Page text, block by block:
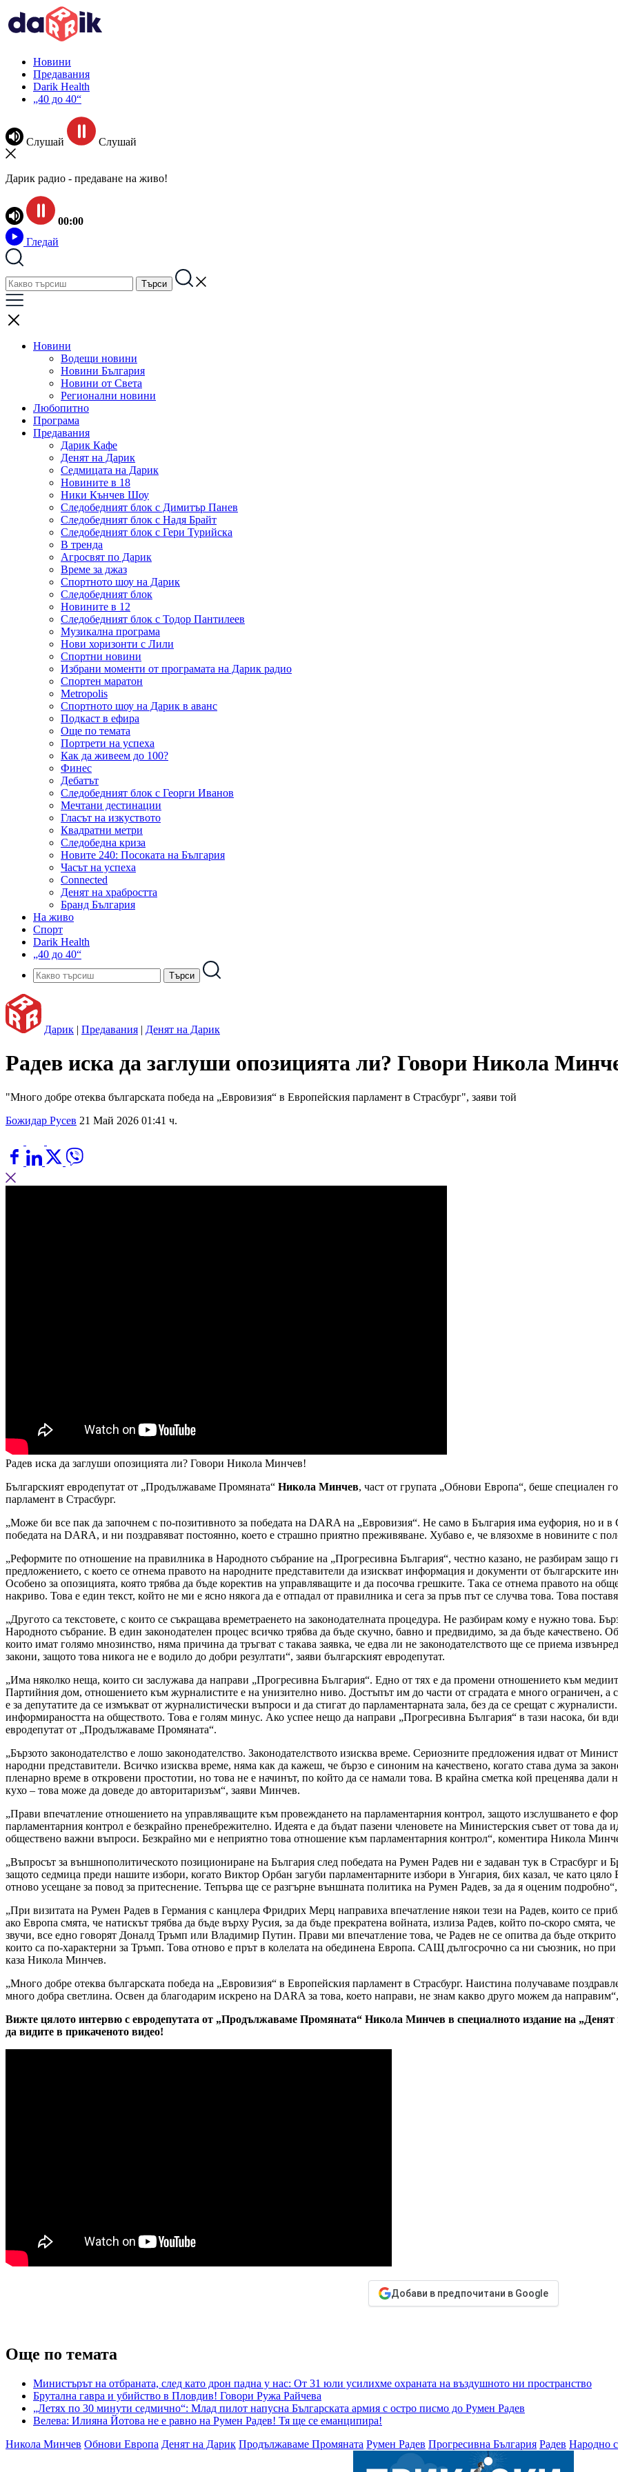
Новини
Предавания
Darik Health
„40 до 40“
Слушай Слушай
Дарик радио - предаване на живо!
00:00
Гледай
Новини
Водещи новини
Новини България
Новини от Света
Регионални новини
Любопитно
Програма
Предавания
Дарик Кафе
Денят на Дарик
Седмицата на Дарик
Новините в 18
Ники Кънчев Шоу
Следобедният блок с Димитър Панев
Следобедният блок с Надя Брайт
Следобедният блок с Гери Турийска
В тренда
Агросвят по Дарик
Време за джаз
Спортното шоу на Дарик
Следобедният блок
Новините в 12
Следобедният блок с Тодор Пантилеев
Музикална програма
Нови хоризонти с Лили
Спортни новини
Избрани моменти от програмата на Дарик радио
Спортен маратон
Metropolis
Спортното шоу на Дарик в аванс
Подкаст в ефира
Още по темата
Портрети на успеха
Как да живеем до 100?
Финес
Дебатът
Следобедният блок с Георги Иванов
Мечтани дестинации
Гласът на изкуството
Квадратни метри
Следобедна криза
Новите 240: Посоката на България
Часът на успеха
Connected
Денят на храбростта
Бранд България
На живо
Спорт
Darik Health
„40 до 40“
Дарик | Предавания | Денят на Дарик
Радев иска да заглуши опозицията ли? Говори Никола
"Много добре отеква българската победа на „Евровизия“ в Европейския парламент в Страсбург", заяви той
Божидар Русев 21 Май 2026 01:41 ч.
Радев иска да заглуши опозицията ли? Говори Никола Минчев!
Българският евродепутат от „Продължаваме Промяната“ Никола Минчев, част от групата „Обнови Европа“, беше специален
парламент в Страсбург.
„Може би все пак да започнем с по-позитивното за победата на DARA на „Евровизия“. Не само в България има еуфория, но и в
победата на DARA, и ни поздравяват постоянно, което е страшно приятно преживяване. Хубаво е, че влязохме в новините с
„Реформите по отношение на правилника в Народното събрание на „Прогресивна България“, честно казано, не разбирам защо
предложението, с което се отнема правото на народните представители да изискват информация и документи от българските
Особено за опозицията, която трябва да бъде коректив на управляващите и да посочва грешките. Така се отнема правото на
накриво. Това е един текст, който не ми е ясно някога да е отпадал от правилника и сега за пръв път се случва това. Това
„Другото са текстовете, с които се съкращава времетраенето на законодателната процедура. Не разбирам кому е нужно това.
Народното събрание. В един законодателен процес всичко трябва да бъде скучно, бавно и предвидимо, за да бъде качествено.
които имат голямо мнозинство, няма причина да тръгват с такава заявка, че едва ли не законодателството ще се приема
закони, защото това никога не е водило до добри резултати“, заяви българският евродепутат.
„Има няколко неща, които си заслужава да направи „Прогресивна България“. Едно от тях е да промени отношението към
Партийния дом, отношението към журналистите е на унизително ниво. Достъпът им до части от сградата е много ограничен, а
е за депутатите да се измъкват от журналистически въпроси и да стигат до парламентарната зала, без да се срещат с
информираността на обществото. Това е голям минус. Ако успее нещо да направи „Прогресивна България“ в тази насока, би
евродепутат от „Продължаваме Промяната“.
„Бързото законодателство е лошо законодателство. Законодателството изисква време. Сериозните предложения идват от
народни представители. Всичко изисква време, няма как да кажеш, че бързо е синоним на качествено, когато става дума за
пленарно време в откровени простотии, но това не е начинът, по който да се намали това. В крайна сметка кой преценява
кухо – това може да доведе до авторитаризъм“, заяви Минчев.
„Прави впечатление отношението на управляващите към провеждането на парламентарния контрол, защото изслушването е
парламентарния контрол е безкрайно пренебрежително. Идеята е да бъдат пазени членовете на Министерския съвет от това да
обществено важни въпроси. Безкрайно ми е неприятно това отношение към парламентарния контрол“, коментира Никола
„Въпросът за външнополитическото позициониране на България след победата на Румен Радев ни е задаван тук в Страсбург
защото седмица преди нашите избори, когато Виктор Орбан загуби парламентарните избори в Унгария, бих казал, че като цяло
отново усещане за повод за притеснение. Тепърва ще се разгърне външната политика на Румен Радев, за да я оценим подробно“,
„При визитата на Румен Радев в Германия с канцлера Фридрих Мерц направиха впечатление някои тези на Радев, които се
ако Европа смята, че натискът трябва да бъде върху Русия, за да бъде прекратена войната, излиза Радев, който по-скоро смята,
звучи, все едно говорят Доналд Тръмп или Владимир Путин. Прави ми впечатление това, че Радев не се опитва да бъде
които са по-характерни за Тръмп. Това отново е прът в колелата на обединена Европа. САЩ дългосрочно са ни съюзник, но
каза Никола Минчев.
„Много добре отеква българската победа на „Евровизия“ в Европейския парламент в Страсбург. Наистина получаваме
много добра светлина. Освен да благодарим искрено на DARA за това, което направи, не знам какво друго можем да
Вижте цялото интервю с евродепутата от „Продължаваме Промяната“ Никола Минчев в специалното издание на „Денят
да видите в прикаченото видео!
Добави в предпочитани в Google
Още по темата
Министърът на отбраната, след като дрон падна у нас: От 31 юли усилихме охраната на въздушното ни пространство
Брутална гавра и убийство в Пловдив! Говори Ружа Райчева
„Летях по 30 минути седмично“: Млад пилот напусна Българската армия с остро писмо до Румен Радев
Велева: Илияна Йотова не е равно на Румен Радев! Тя ще се еманципира!
Никола Минчев Обнови Европа Денят на Дарик Продължаваме Промяната Румен Радев Прогресивна България Радев Народно